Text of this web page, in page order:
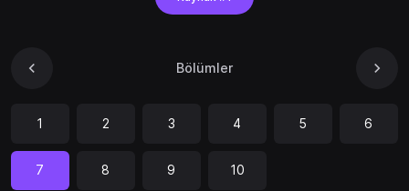
Bölümler
1 2 3 4 5 6
7 8 9 10